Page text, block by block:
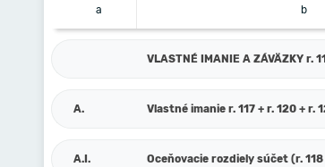
a b
VLASTNÉ IMANIE A ZÁVÄZKY r.
A. Vlastné imanie r. 117 + r. 120 + r.
A.I. Oceňovacie rozdiely súčet (r. 118